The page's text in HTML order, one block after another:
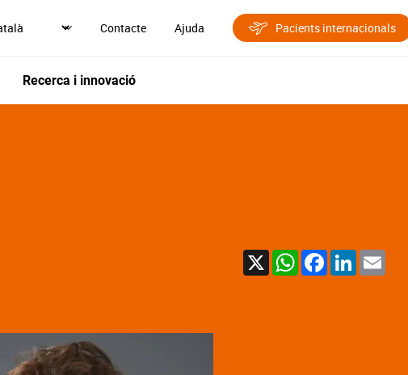
Contacte Ajuda Pacients internacionals
Recerca i innovació
X WhatsAppFacebook
LinkedIn